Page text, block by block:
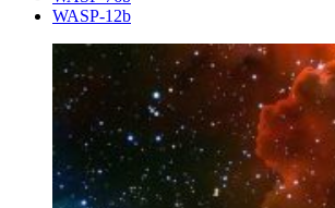
WASP-12b